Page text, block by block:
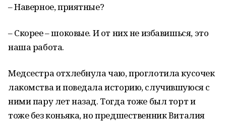
– Наверное, приятные?
– Скорее – шоковые. И от них не избавишься, это
наша работа.
Медсестра отхлебнула чаю, проглотила кусочек
лакомства и поведала историю, случившуюся с
ними пару лет назад. Тогда тоже был торт и
тоже без коньяка, но предшественник Виталия